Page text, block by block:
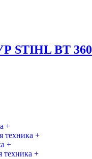
STIHL BT 360
+
техника +
+
техника +